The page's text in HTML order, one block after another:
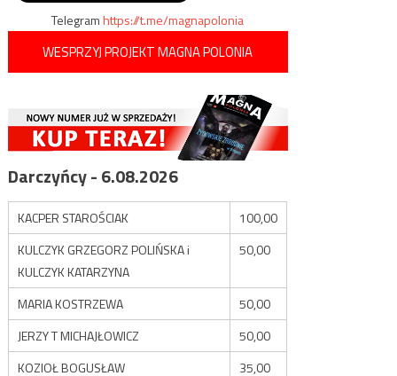
Telegramhttps://t.me/magnapolonia
WESPRZYJ PROJEKT MAGNA POLONIA
Darczyńcy - 6.08.2026
KACPER STAROŚCIAK
100,00
KULCZYK GRZEGORZ POLIŃSKA i
KULCZYK KATARZYNA
50,00
MARIA KOSTRZEWA
50,00
JERZY T MICHAJŁOWICZ
50,00
KOZIOŁ BOGUSŁAW
35,00